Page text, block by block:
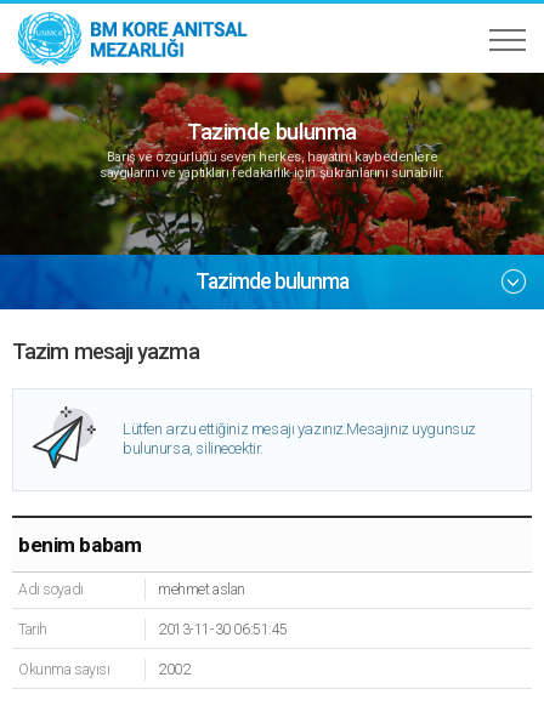
Tazimde bulunma
Barış ve özgürlüğü seven herkes, hayatını kaybedenlere
saygılarını ve yaptıkları fedakarlık için şükranlarını sunabilir.
Tazimde bulunma
Tazim mesajı yazma
Lütfen arzu ettiğiniz mesajı yazınız.Mesajınız uygunsuz
bulunursa, silinecektir.
benim babam
Adı soyadı mehmet aslan
Tarih 2013-11-30 06:51:45
Okunma sayısı 2002